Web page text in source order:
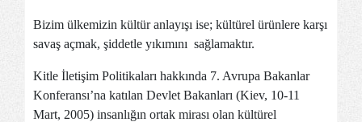
Bizim ülkemizin kültür anlayışı ise; kültürel ürünlere karşı
savaş açmak, şiddetle yıkımını sağlamaktır.
Kitle İletişim Politikaları hakkında 7. Avrupa Bakanlar
Konferansı’na katılan Devlet Bakanları (Kiev, 10-11
Mart, 2005) insanlığın ortak mirası olan kültürel